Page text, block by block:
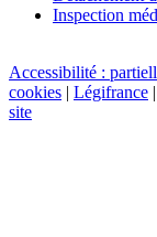
Inspection
Accessibilité :
cookies | Légifrance |
site